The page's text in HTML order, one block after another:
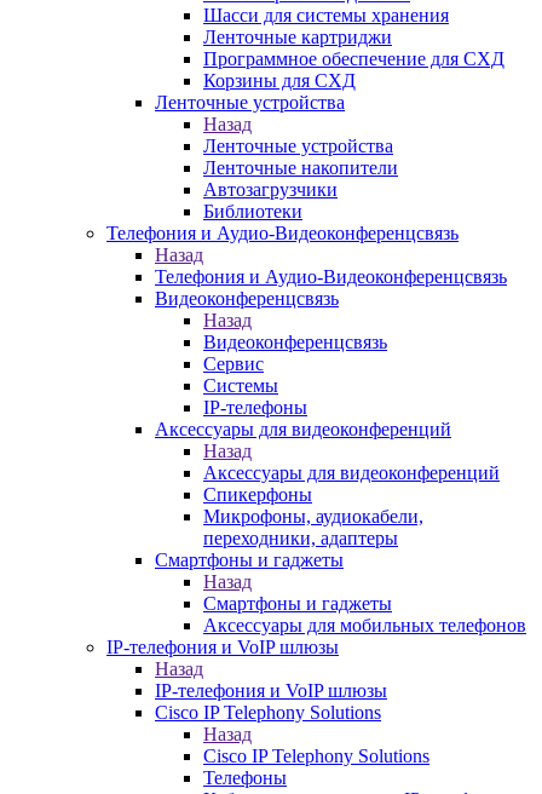
Шасси для системы хранения
Ленточные картриджи
Программное обеспечение для СХД
Корзины для СХД
Ленточные устройства
Назад
Ленточные устройства
Ленточные накопители
Автозагрузчики
Библиотеки
Телефония и Аудио-Видеоконференцсвязь
Назад
Телефония и Аудио-Видеоконференцсвязь
Видеоконференцсвязь
Назад
Видеоконференцсвязь
Сервис
Системы
IP-телефоны
Аксессуары для видеоконференций
Назад
Аксессуары для видеоконференций
Спикерфоны
Микрофоны, аудиокабели,
переходники, адаптеры
Смартфоны и гаджеты
Назад
Смартфоны и гаджеты
Аксессуары для мобильных телефонов
IP-телефония и VoIP шлюзы
Назад
IP-телефония и VoIP шлюзы
Cisco IP Telephony Solutions
Назад
Cisco IP Telephony Solutions
Телефоны